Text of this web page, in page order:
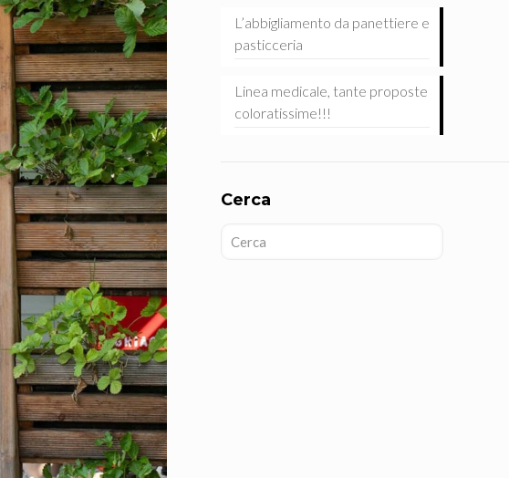
L’abbigliamento da panettiere e
pasticceria
Linea medicale, tante proposte
coloratissime!!!
Cerca